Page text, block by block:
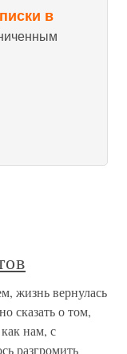
в
жизнь вернулась
сказать о том,
нам, с
разгромить